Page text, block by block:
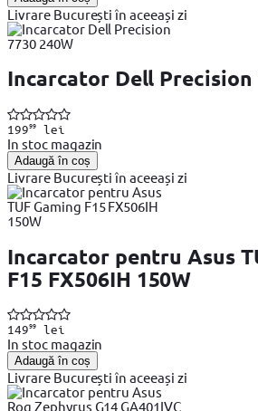
Livrare București în aceeași zi
Incarcator Dell Precision
19999lei
In stoc magazin
Adaugă în coș
Livrare București în aceeași zi
Incarcator pentru Asus
F15 FX506IH 150W
14999lei
In stoc magazin
Adaugă în coș
Livrare București în aceeași zi